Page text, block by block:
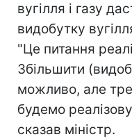
вугілля і газу
видобутку
"Це питання
Збільшити
можливо, але
будемо
сказав міністр.